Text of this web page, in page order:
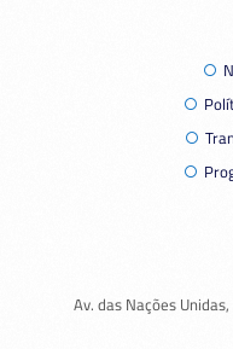
Av. das Nações Unidas,